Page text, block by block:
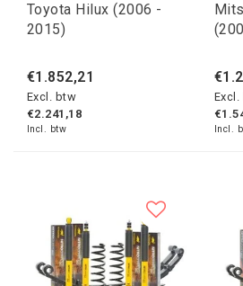
Toyota Hilux (2006 -
2015)
€1.852,21
Excl. btw
€2.241,18
Incl. btw Incl.